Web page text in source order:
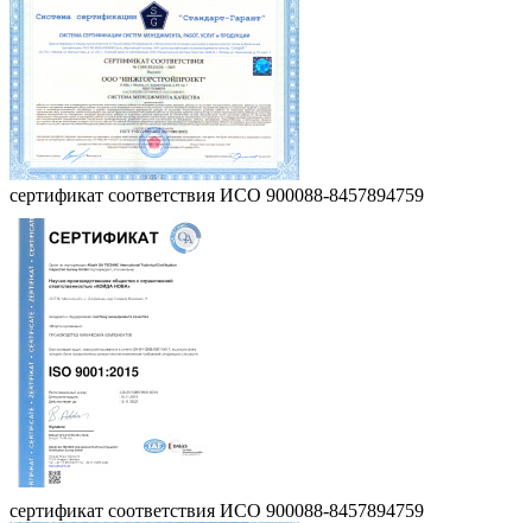
сертификат соответствия ИСО 900088-8457894759
сертификат соответствия ИСО 900088-8457894759